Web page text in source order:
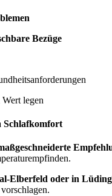
Bezüge
Wert legen
Schlafkomfort
Elberfeld oder in